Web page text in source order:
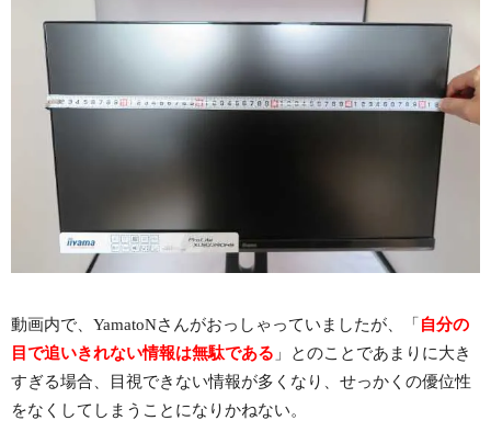
動画内で、YamatoNさんがおっしゃっていましたが、「自分の
目で追いきれない情報は無駄である 」とのことであまりに大き
すぎる場合、目視できない情報が多くなり、せっかくの優位性
をなくしてしまうことになりかねない。